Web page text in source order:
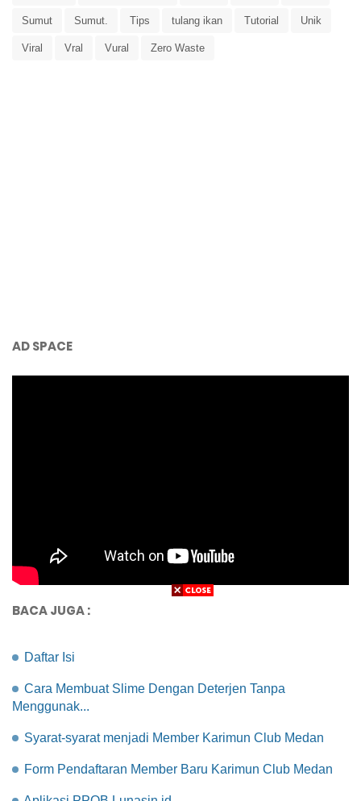
Sumut Sumut. Tips tulang ikan Tutorial Unik
Viral Vral Vural Zero Waste
AD SPACE
BACA JUGA :
Daftar Isi
Cara Membuat Slime Dengan Deterjen Tanpa
Menggunak...
Syarat-syarat menjadi Member Karimun Club Medan
Form Pendaftaran Member Baru Karimun Club Medan